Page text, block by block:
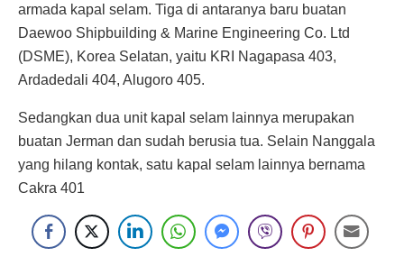
armada kapal selam. Tiga di antaranya baru buatan
Daewoo Shipbuilding & Marine Engineering Co. Ltd
(DSME), Korea Selatan, yaitu KRI Nagapasa 403,
Ardadedali 404, Alugoro 405.
Sedangkan dua unit kapal selam lainnya merupakan
buatan Jerman dan sudah berusia tua. Selain Nanggala
yang hilang kontak, satu kapal selam lainnya bernama
Cakra 401